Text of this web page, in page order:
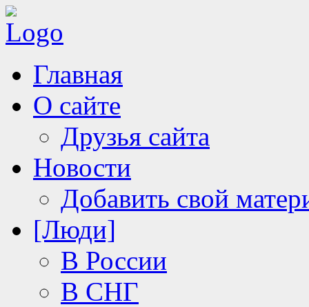
Главная
О сайте
Друзья сайта
Новости
Добавить свой
[Люди]
В России
В СНГ